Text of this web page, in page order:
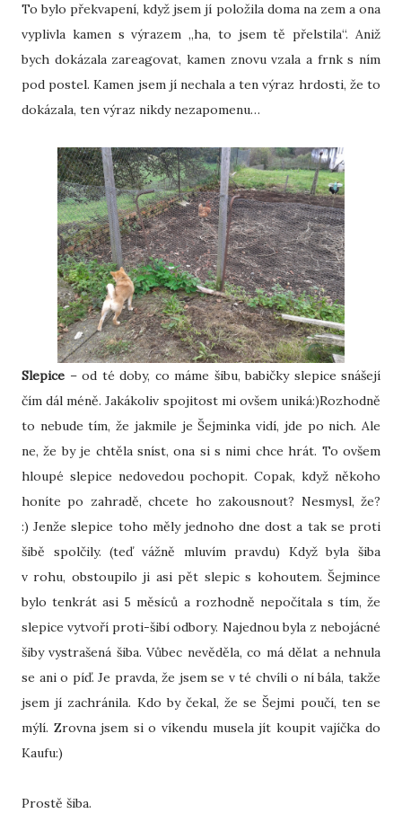
To bylo překvapení, když jsem jí položila doma na zem a ona
vyplivla kamen s výrazem „ha, to jsem tě přelstila“. Aniž
bych dokázala zareagovat, kamen znovu vzala a frnk s ním
pod postel. Kamen jsem jí nechala a ten výraz hrdosti, že to
dokázala, ten výraz nikdy nezapomenu…
Slepice – od té doby, co máme šibu, babičky slepice snášejí
čím dál méně. Jakákoliv spojitost mi ovšem uniká:)Rozhodně
to nebude tím, že jakmile je Šejminka vidí, jde po nich. Ale
ne, že by je chtěla sníst, ona si s nimi chce hrát. To ovšem
hloupé slepice nedovedou pochopit. Copak, když někoho
honíte po zahradě, chcete ho zakousnout? Nesmysl, že?
:) Jenže slepice toho měly jednoho dne dost a tak se proti
šibě spolčily. (teď vážně mluvím pravdu) Když byla šiba
v rohu, obstoupilo ji asi pět slepic s kohoutem. Šejmince
bylo tenkrát asi 5 měsíců a rozhodně nepočítala s tím, že
slepice vytvoří proti-šibí odbory. Najednou byla z nebojácné
šiby vystrašená šiba. Vůbec nevěděla, co má dělat a nehnula
se ani o píď. Je pravda, že jsem se v té chvíli o ní bála, takže
jsem jí zachránila. Kdo by čekal, že se Šejmi poučí, ten se
mýlí. Zrovna jsem si o víkendu musela jít koupit vajíčka do
Kaufu:)
Prostě šiba.